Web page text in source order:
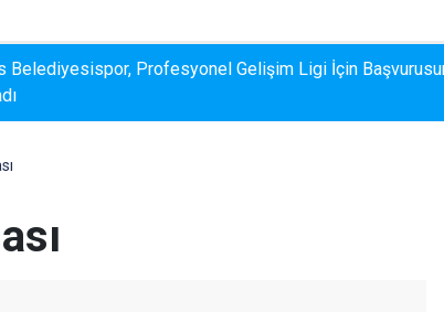
Veri Sunamadı: Metin Ergun'dan Turizm Eleştirisi